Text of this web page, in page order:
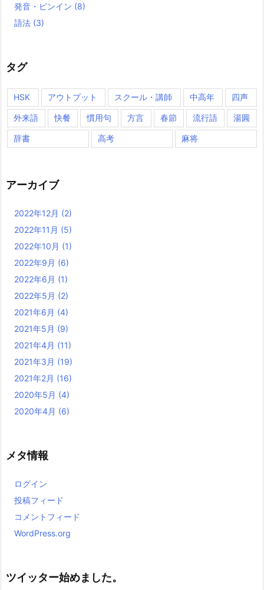
発音・ピンイン (8)
語法 (3)
タグ
HSK アウトプット スクール・講師 中高年 四声
外来語 快餐 慣用句 方言 春節 流行語 湯圓
辞書 高考 麻将
アーカイブ
2022年12月 (2)
2022年11月 (5)
2022年10月 (1)
2022年9月 (6)
2022年6月 (1)
2022年5月 (2)
2021年6月 (4)
2021年5月 (9)
2021年4月 (11)
2021年3月 (19)
2021年2月 (16)
2020年5月 (4)
2020年4月 (6)
メタ情報
ログイン
投稿フィード
コメントフィード
WordPress.org
ツイッター始めました。